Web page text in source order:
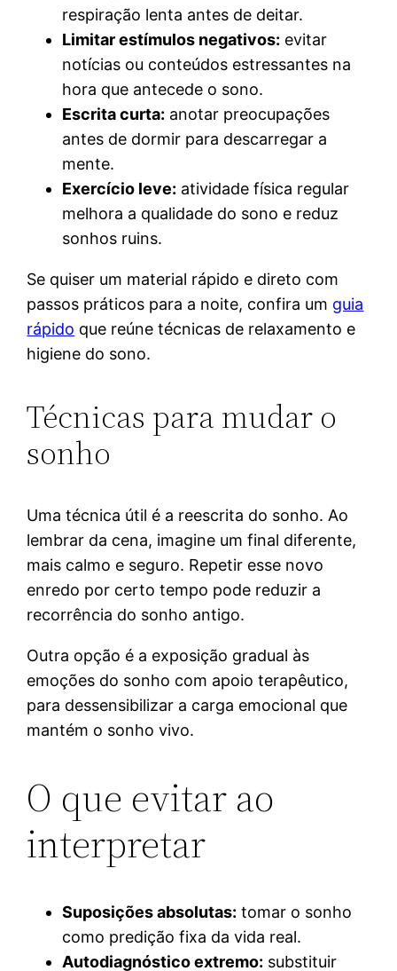
respiração lenta antes de deitar.
Limitar estímulos negativos: evitar
notícias ou conteúdos estressantes na
hora que antecede o sono.
Escrita curta: anotar preocupações
antes de dormir para descarregar a
mente.
Exercício leve: atividade física regular
melhora a qualidade do sono e reduz
sonhos ruins.
Se quiser um material rápido e direto com
passos práticos para a noite, confira um guia
rápido que reúne técnicas de relaxamento e
higiene do sono.
Técnicas para mudar o
sonho
Uma técnica útil é a reescrita do sonho. Ao
lembrar da cena, imagine um final diferente,
mais calmo e seguro. Repetir esse novo
enredo por certo tempo pode reduzir a
recorrência do sonho antigo.
Outra opção é a exposição gradual às
emoções do sonho com apoio terapêutico,
para dessensibilizar a carga emocional que
mantém o sonho vivo.
O que evitar ao
interpretar
Suposições absolutas: tomar o sonho
como predição fixa da vida real.
Autodiagnóstico extremo: substituir